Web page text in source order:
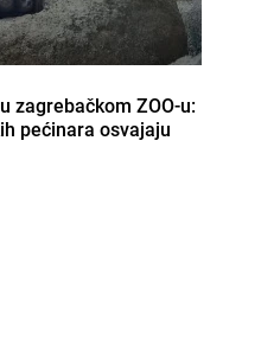
zagrebačkom ZOO-u:
pećinara osvajaju